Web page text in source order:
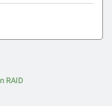
RAID